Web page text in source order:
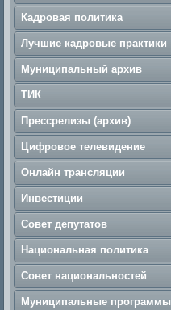
Кадровая политика
Лучшие кадровые практики
Муниципальный архив
ТИК
Прессрелизы (архив)
Цифровое телевидение
Онлайн трансляции
Инвестиции
Совет депутатов
Национальная политика
Совет национальностей
Муниципальные программы